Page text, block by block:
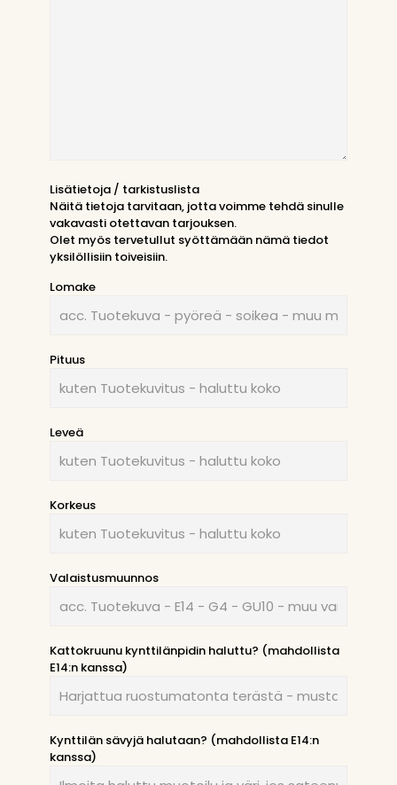
Lisätietoja / tarkistuslista
Näitä tietoja tarvitaan, jotta voimme tehdä sinulle
vakavasti otettavan tarjouksen.
Olet myös tervetullut syöttämään nämä tiedot
yksilöllisiin toiveisiin.
Lomake
Pituus
Leveä
Korkeus
Valaistusmuunnos
Kattokruunu kynttilänpidin haluttu? (mahdollista
E14:n kanssa)
Kynttilän sävyjä halutaan? (mahdollista E14:n
kanssa)